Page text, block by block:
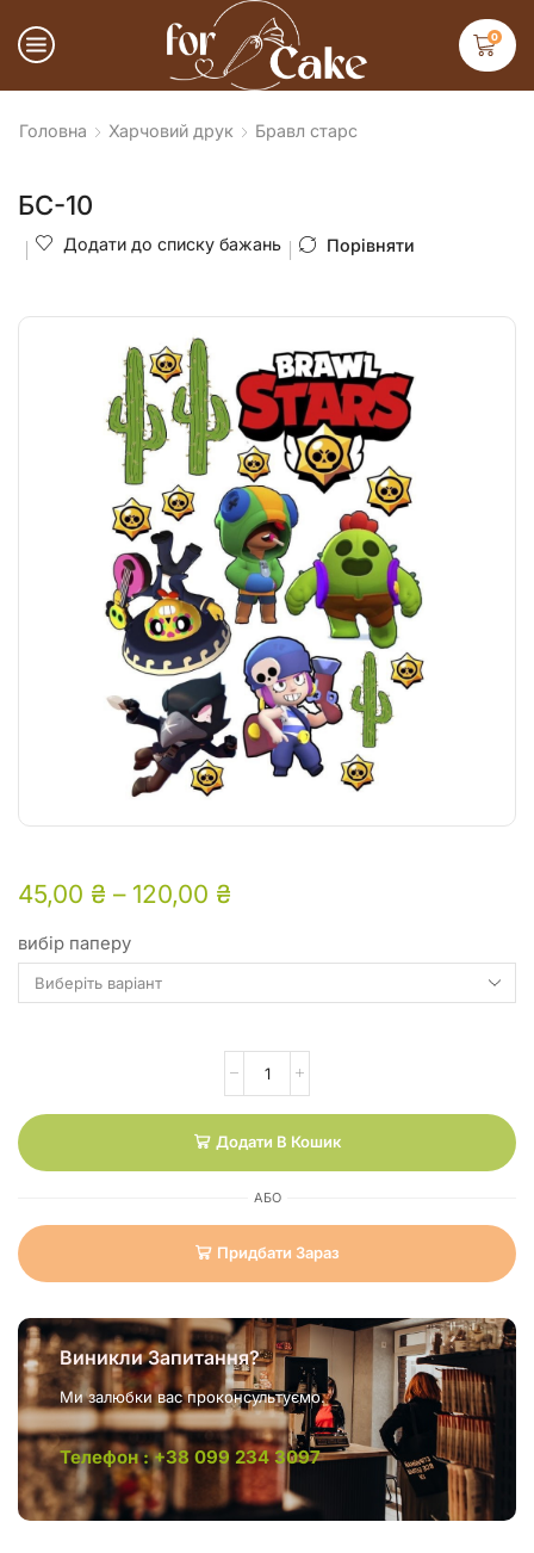
0
Головна Харчовий друк Бравл старс
БС-10
Додати до списку бажань Порівняти
45,00 ₴ – 120,00 ₴
вибір паперу
Додати В Кошик
АБО
Придбати Зараз
Виникли Запитання?
Ми залюбки вас проконсультуємо.
Телефон : +38 099 234 3097